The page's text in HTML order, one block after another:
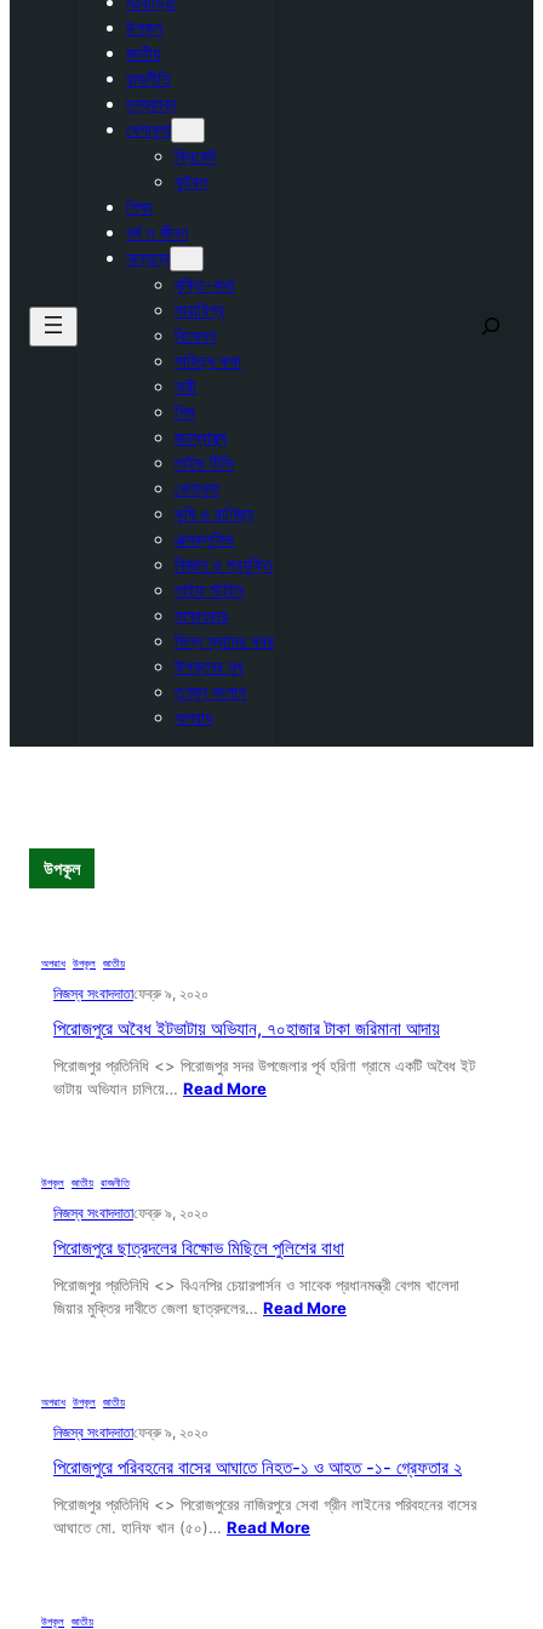
উপকূল
জাতীয়
রাজনীতি
দৃশ্যকাব্য
খেলাধুলা
ক্রিকেট
ফুটবল
শিক্ষা
ধর্ম ও জীবন
অন্যান্য
মুক্তি-কথা
সারাবিশ্ব
বিনোদন
সাহিত্য কথা
নারী
শিশু
জনস্বাস্থ্য
লাইভ টিভি
খেলাধুলা
কৃষি ও বাণিজ্য
এক্সক্লুসিভ
বিজ্ঞান ও প্রযুক্তি
লাইফ স্টাইল
সাক্ষাৎকার
ভিন্ন স্বাদের খবর
উপকূলের মুখ
তৃণমূল সংলাপ
অপরাধ
Search
উপকূল
অপরাধ উপকূল জাতীয়
নিজস্ব সংবাদদাতাফেব্রু ৯, ২০২০
পিরোজপুরে অবৈধ ইটভাটায় অভিযান, ৭০হাজার টাকা জরিমানা আদায়
পিরোজপুর প্রতিনিধি <> পিরোজপুর সদর উপজেলার পূর্ব হরিণা গ্রামে একটি অবৈধ ইট
ভাটায় অভিযান চালিয়ে… Read More
উপকূল জাতীয় রাজনীতি
নিজস্ব সংবাদদাতাফেব্রু ৯, ২০২০
পিরোজপুরে ছাত্রদলের বিক্ষোভ মিছিলে পুলিশের বাধা
পিরোজপুর প্রতিনিধি <> বিএনপির চেয়ারপার্সন ও সাবেক প্রধানমন্ত্রী বেগম খালেদা
জিয়ার মুক্তির দাবীতে জেলা ছাত্রদলের… Read More
অপরাধ উপকূল জাতীয়
নিজস্ব সংবাদদাতাফেব্রু ৯, ২০২০
পিরোজপুরে পরিবহনের বাসের আঘাতে নিহত-১ ও আহত -১- গ্রেফতার ২
পিরোজপুর প্রতিনিধি <> পিরোজপুরের নাজিরপুরে সেবা গ্রীন লাইনের পরিবহনের বাসের
আঘাতে মো. হানিফ খান (৫০)… Read More
উপকূল জাতীয়